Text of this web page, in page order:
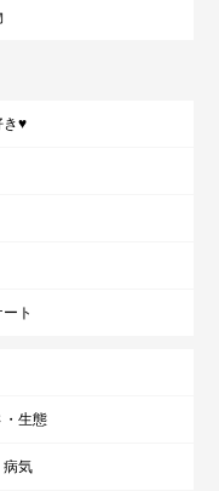
き♥
ト
・生態
病気